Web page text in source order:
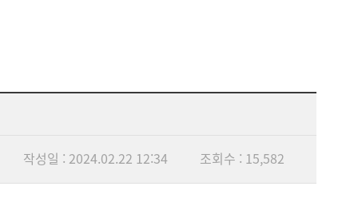
작성일 : 2024.02.22 12:34 조회수 : 15,582